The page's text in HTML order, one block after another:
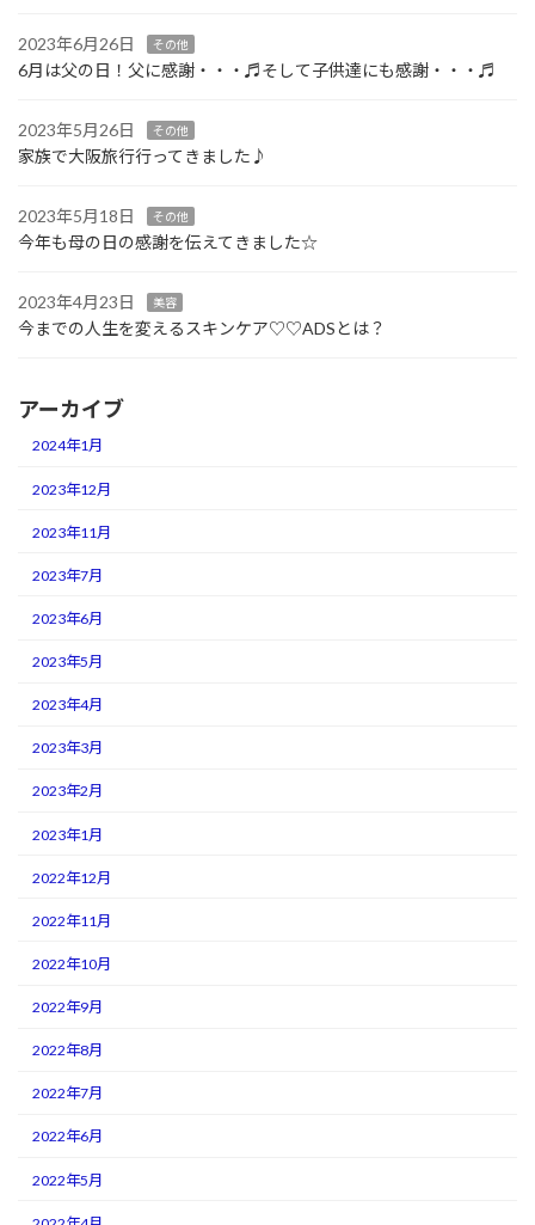
2023年6月26日 その他
6月は父の日！父に感謝・・・♬そして子供達にも感謝・・・♬
2023年5月26日 その他
家族で大阪旅行行ってきました♪
2023年5月18日 その他
今年も母の日の感謝を伝えてきました☆
2023年4月23日 美容
今までの人生を変えるスキンケア♡♡ADSとは？
アーカイブ
2024年1月
2023年12月
2023年11月
2023年7月
2023年6月
2023年5月
2023年4月
2023年3月
2023年2月
2023年1月
2022年12月
2022年11月
2022年10月
2022年9月
2022年8月
2022年7月
2022年6月
2022年5月